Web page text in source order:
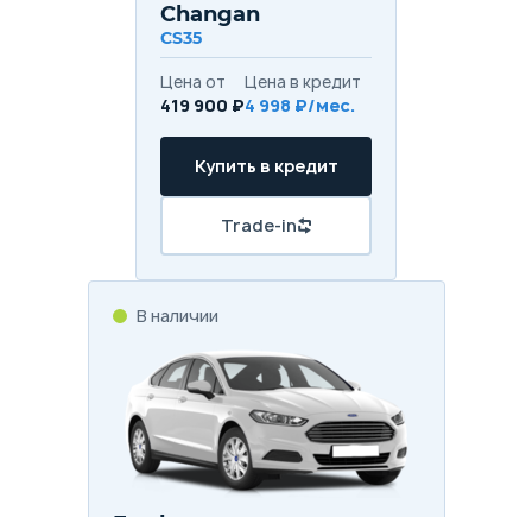
Changan
CS35
Цена от
419 900 ₽
Цена в кредит
4 998 ₽/мес.
Купить в кредит
Trade-in
В наличии